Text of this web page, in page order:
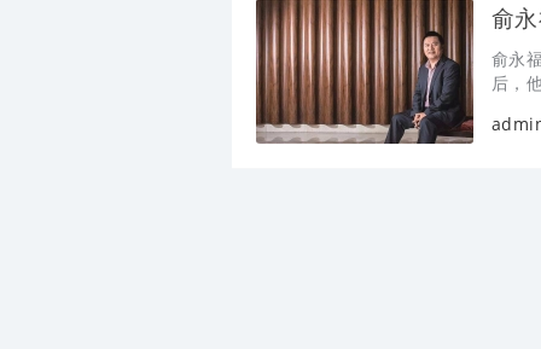
俞永
后，